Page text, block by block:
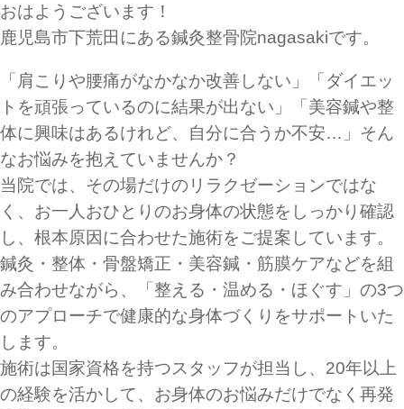
おはようございます！
鹿児島市下荒田にある鍼灸整骨院nagasakiです。
「肩こりや腰痛がなかなか改善しない」「ダイエッ
トを頑張っているのに結果が出ない」「美容鍼や整
体に興味はあるけれど、自分に合うか不安…」そん
なお悩みを抱えていませんか？
当院では、その場だけのリラクゼーションではな
く、お一人おひとりのお身体の状態をしっかり確認
し、根本原因に合わせた施術をご提案しています。
鍼灸・整体・骨盤矯正・美容鍼・筋膜ケアなどを組
み合わせながら、「整える・温める・ほぐす」の3つ
のアプローチで健康的な身体づくりをサポートいた
します。
施術は国家資格を持つスタッフが担当し、20年以上
の経験を活かして、お身体のお悩みだけでなく再発